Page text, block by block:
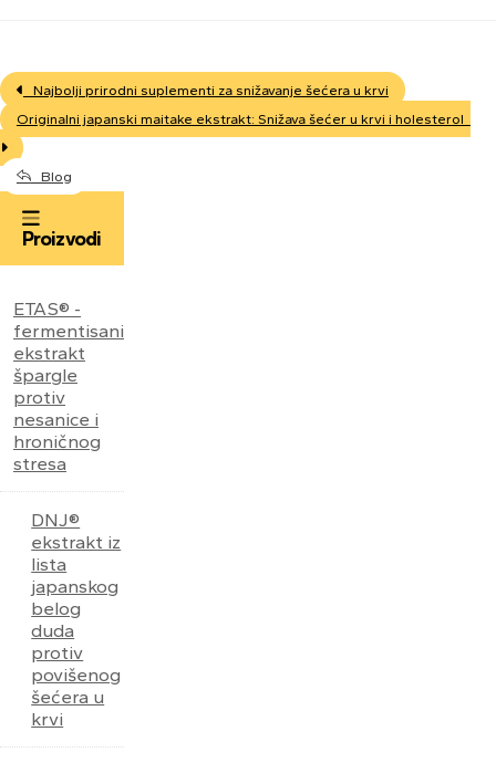
Najbolji prirodni suplementi za snižavanje šećera u krvi
Originalni japanski maitake ekstrakt: Snižava šećer u krvi i holesterol
Blog
Proizvodi
ETAS® -
fermentisani
ekstrakt
špargle
protiv
nesanice i
hroničnog
stresa
DNJ®
ekstrakt iz
lista
japanskog
belog
duda
protiv
povišenog
šećera u
krvi